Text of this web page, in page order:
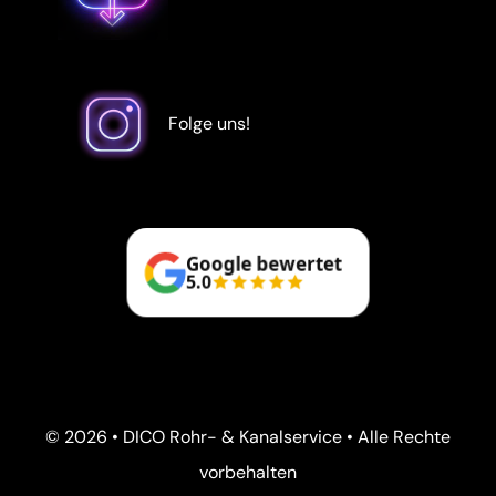
Folge uns!
Google bewertet
5.0
© 2026 • DICO Rohr- & Kanalservice • Alle Rechte
vorbehalten